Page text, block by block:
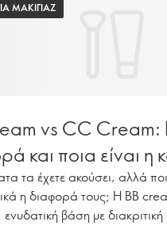
ΜΑΚΙΓΙΑΖ
vs CC Cream:
και ποια είναι η
τα έχετε ακούσει, αλλά
η διαφορά τους; Η BB
βάση με